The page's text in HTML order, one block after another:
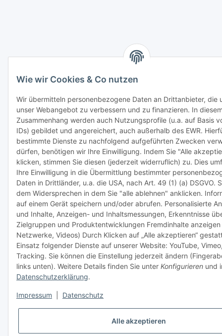
Wie wir Cookies & Co nutzen
Wir übermitteln personenbezogene Daten an Drittanbieter, die
unser Webangebot zu verbessern und zu finanzieren. In
Zusammenhang werden auch Nutzungsprofile (u.a. auf Basis
IDs) gebildet und angereichert, auch außerhalb des EWR.
bestimmte Dienste zu nachfolgend aufgeführten Zwecken
dürfen, benötigen wir Ihre Einwilligung. Indem Sie "Alle
klicken, stimmen Sie diesen (jederzeit widerruflich) zu. Dies
Ihre Einwilligung in die Übermittlung bestimmter
Daten in Drittländer, u.a. die USA, nach Art. 49 (1) (a) DSGVO.
dem Widersprechen in dem Sie "alle ablehnen" anklicken.
auf einem Gerät speichern und/oder abrufen. Personalisierte
und Inhalte, Anzeigen- und Inhaltsmessungen, Erkenntnisse
Zielgruppen und Produktentwicklungen Fremdinhalte anzeigen
Netzwerke, Videos) Durch Klicken auf „Alle akzeptieren“
Einsatz folgender Dienste auf unserer Website: YouTube,
Tracking. Sie können die Einstellung jederzeit ändern
links unten). Weitere Details finden Sie unter Konfigurieren und
Datenschutzerklärung.
Impressum Datenschutz
Alle akzeptieren